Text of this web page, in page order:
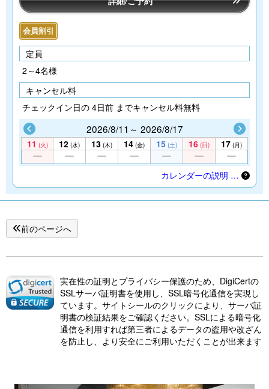
会員割引
定員
2～4名様
キャンセル料
チェックイン日の 4日前 までキャンセル料無料
2026/8/11～ 2026/8/17
11 (火) 12 (水) 13 (木) 14 (金) 15 (土) 16 (日) 17 (月)
カレンダーの説明 …
前のページへ
実在性の証明とプライバシー保護のため、DigiCertの
SSLサーバ証明書を使用し、SSL暗号化通信を実現し
ています。サイトシールのクリックにより、サーバ証
明書の検証結果をご確認ください。SSLによる暗号化
通信を利用すれば第三者によるデータの盗用や改ざん
を防止し、より安全にご利用いただくことが出来ます